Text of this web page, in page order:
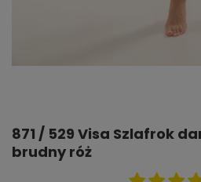
871 / 529 Visa Szlafrok
brudny róż